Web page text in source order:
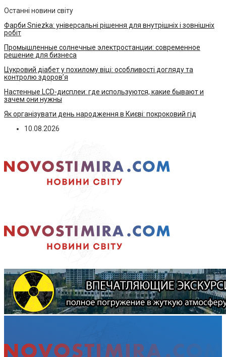
Останні новини світу
Фарби Sniezka: універсальні рішення для внутрішніх і зовнішніх
робіт
Промышленные солнечные электростанции: современное
решение для бизнеса
Цукровий діабет у похилому віці: особливості догляду та
контролю здоров’я
Настенные LCD-дисплеи: где используются, какие бывают и
зачем они нужны
Як організувати день народження в Києві: покроковий гід
10.08.2026